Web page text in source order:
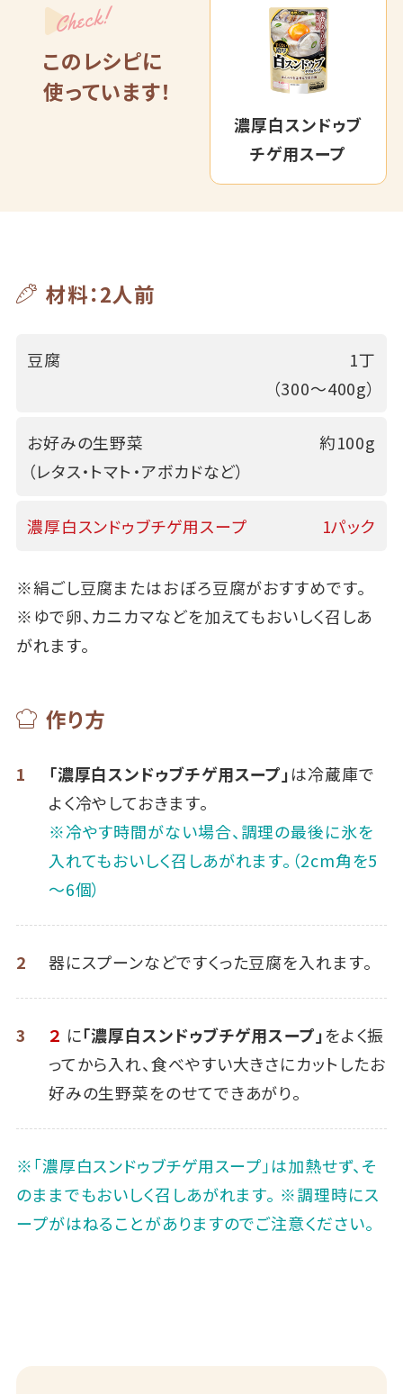
Check!
このレシピに
使っています！
濃厚白スンドゥブ
チゲ用スープ
材料：2人前
豆腐
1丁
（300～400g）
お好みの生野菜
（レタス・トマト・アボカドなど）
約100g
濃厚白スンドゥブチゲ用スープ 1パック
※絹ごし豆腐またはおぼろ豆腐がおすすめです。
※ゆで卵、カニカマなどを加えてもおいしく召しあ
がれます。
作り方
1 「濃厚白スンドゥブチゲ用スープ」は冷蔵庫で
よく冷やしておきます。
※冷やす時間がない場合、調理の最後に氷を
入れてもおいしく召しあがれます。（2cm角を5
～6個）
2 器にスプーンなどですくった豆腐を入れます。
3 ２ に「濃厚白スンドゥブチゲ用スープ」をよく振
ってから入れ、食べやすい大きさにカットしたお
好みの生野菜をのせてできあがり。
※「濃厚白スンドゥブチゲ用スープ」は加熱せず、そ
のままでもおいしく召しあがれます。 ※調理時にス
ープがはねることがありますのでご注意ください。